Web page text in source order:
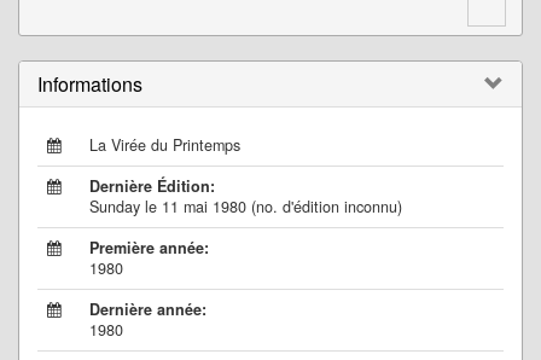
Informations
La Virée du Printemps
Dernière Édition:
Sunday le 11 mai 1980 (no. d'édition inconnu)
Première année:
1980
Dernière année:
1980